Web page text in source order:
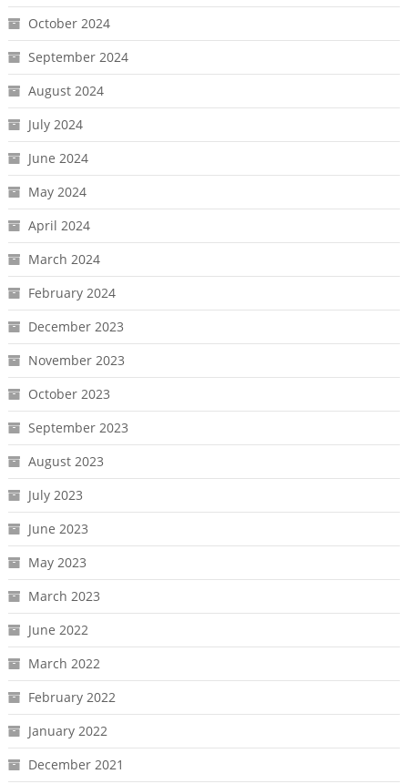
October 2024
September 2024
August 2024
July 2024
June 2024
May 2024
April 2024
March 2024
February 2024
December 2023
November 2023
October 2023
September 2023
August 2023
July 2023
June 2023
May 2023
March 2023
June 2022
March 2022
February 2022
January 2022
December 2021